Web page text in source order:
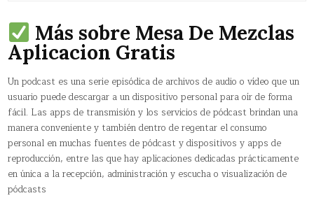
Más sobre Mesa De Mezclas
Aplicacion Gratis
Un podcast​ es una serie episódica de archivos de audio o vídeo que un
usuario puede descargar a un dispositivo personal para oír de forma
fácil. Las apps de transmisión y los servicios de pódcast brindan una
manera conveniente y también dentro de regentar el consumo
personal en muchas fuentes de pódcast y dispositivos y apps de
reproducción, entre las que hay aplicaciones dedicadas prácticamente
en única a la recepción, administración y escucha o visualización de
pódcasts